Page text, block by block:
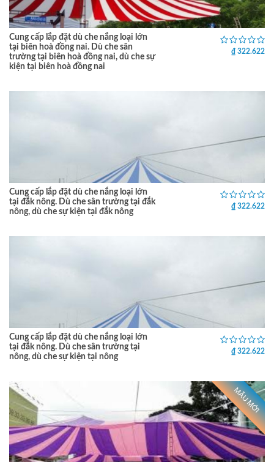
Cung cấp lắp đặt dù che nắng loại lớn
tại biên hoà đồng nai. Dù che sân
trường tại biên hoà đồng nai, dù che sự
kiện tại biên hoà đồng nai
₫ 322.622
Cung cấp lắp đặt dù che nắng loại lớn
tại đắk nông. Dù che sân trường tại đắk
nông, dù che sự kiện tại đắk nông
₫ 322.622
Cung cấp lắp đặt dù che nắng loại lớn
tại đắk nông. Dù che sân trường tại
nông, dù che sự kiện tại nông
₫ 322.622
MẪU MỚI